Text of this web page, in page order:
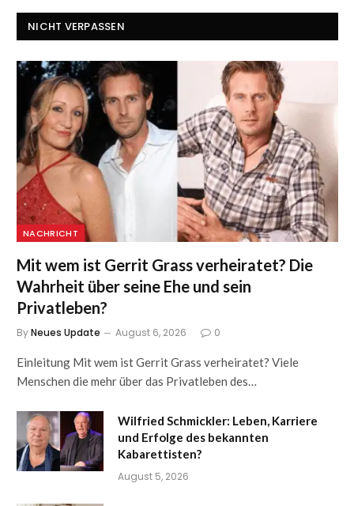
NICHT VERPASSEN
NACHRICHT
Mit wem ist Gerrit Grass verheiratet? Die
Wahrheit über seine Ehe und sein
Privatleben?
ByNeues Update August 6, 2026 0
Einleitung Mit wem ist Gerrit Grass verheiratet? Viele
Menschen die mehr über das Privatleben des…
Wilfried Schmickler: Leben, Karriere
und Erfolge des bekannten
Kabarettisten?
August 5, 2026